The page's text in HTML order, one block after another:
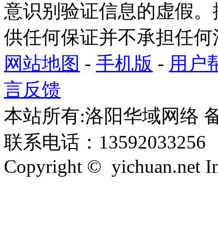
意识别验证信息的虚假
供任何保证并不承担任
网站地图 - 手机版 - 用户
言反馈
本站所有:洛阳华域网络
联系电话：13592033256
Copyright © yichuan.net